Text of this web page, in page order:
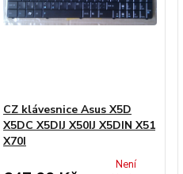
CZ klávesnice Asus X5D
X5DC X5DIJ X50IJ X5DIN X51
X70I
Není